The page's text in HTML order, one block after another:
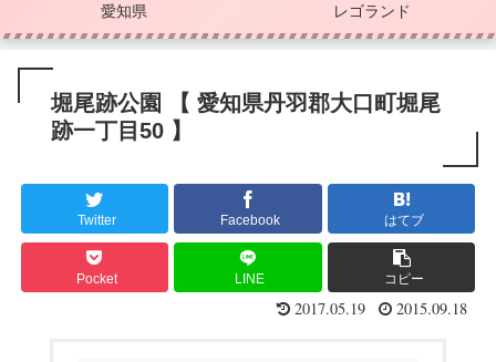
愛知県 レゴランド
堀尾跡公園 【 愛知県丹羽郡大口町堀尾
跡一丁目50 】
Twitter Facebook はてブ
Pocket LINE コピー
2017.05.19 2015.09.18